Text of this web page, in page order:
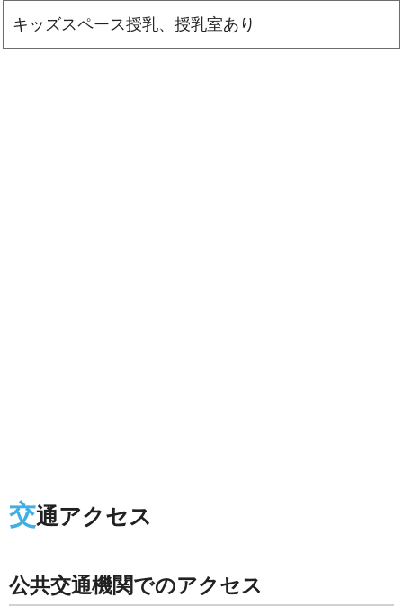
キッズスペース授乳、授乳室あり
交通アクセス
公共交通機関でのアクセス